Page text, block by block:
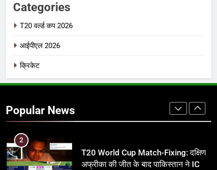
Categories
T20 वर्ल्ड कप 2026
आईपीएल 2026
क्रिकेट
Popular News
8
अर्जुन तेंदुलकर की पत्नी सानिया चंडोक:
उम्र, परिवार, करियर और शादी से जुड़ी हर
2
T20 World Cup Match-Fixing: दक्षिण
अफ्रीका की जीत के बाद पाकिस्तान ने ICC